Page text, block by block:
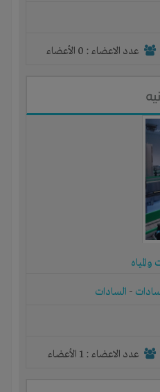
عدد الاعضاء : 0 الأعضاء
- السادات
عدد الاعضاء : 1 الأعضاء